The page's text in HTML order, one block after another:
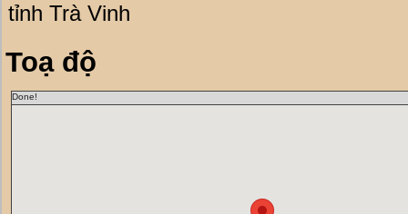
tỉnh Trà Vinh
Toạ độ
Done!